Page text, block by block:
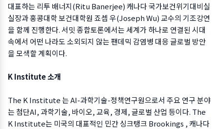
대표하는 리투 배너지(Ritu Banerjee) 캐나다 국가보건위기대비실
실장과 홍콩대학 보건대학원 죠셉 우(Joseph Wu) 교수의 기조강연
을 함께 진행한다. 서밋 종합토론에서는 세계가 하나로 연결된 시대
속에서 어떤 나라도 소외되지 않는 팬데믹 감염병 대응 글로벌 방안
을 모색할 계획이다.
K Institute 소개
The K Institute 는 AI-과학기술-정책연구원으로서 주요 연구 분야
는 첨단AI, 과학기술, 바이오, 교육, 경제, 글로벌 산업 등이다. The
K Institute는 미국의 대표적인 민간 싱크탱크 Brookings , 캐나다